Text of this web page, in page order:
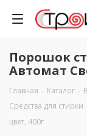
Порошок
Автомат
Главная - Каталог -
Средства для стирки
цвет, 400г